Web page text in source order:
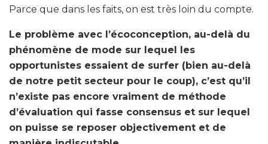
Parce que dans les faits, on est très loin du compte.
Le problème avec l’écoconception, au-delà du
phénomène de mode sur lequel les
opportunistes essaient de surfer (bien au-delà
de notre petit secteur pour le coup), c’est qu’il
n’existe pas encore vraiment de méthode
d’évaluation qui fasse consensus et sur lequel
on puisse se reposer objectivement et de